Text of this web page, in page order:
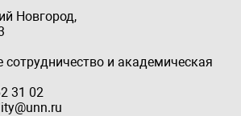
Новгород,
и академическая
31 02